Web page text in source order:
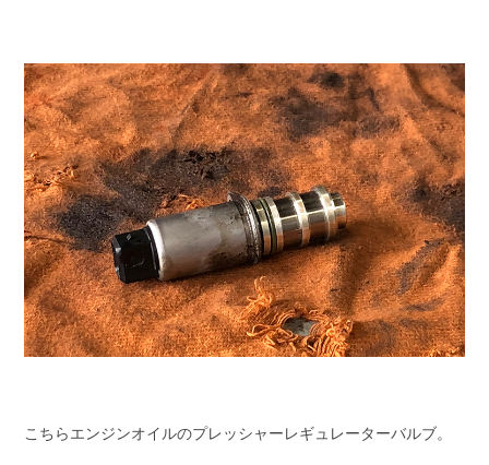
こちらエンジンオイルのプレッシャーレギュレーターバルブ。